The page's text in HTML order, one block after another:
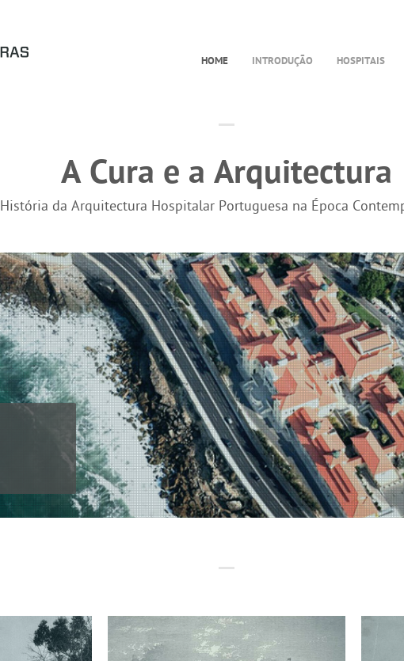
HOME INTRODUÇÃO HOSPITAIS
A Cura e a Arquitectura
História da Arquitectura Hospitalar Portuguesa na Época